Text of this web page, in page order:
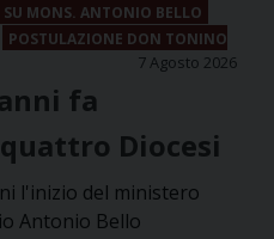
MONS. ANTONIO BELLO
POSTULAZIONE DON TONINO
7 Agosto 2026
fa
Diocesi
l'inizio del ministero
Antonio Bello